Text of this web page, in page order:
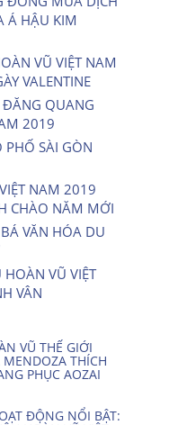
Á HẬU KIM
VŨ VIỆT NAM
VALENTINE
ĐĂNG QUANG
2019
SÀI GÒN
NAM 2019
CHÀO NĂM MỚI
VĂN HÓA DU
VŨ VIỆT
VÂN
VŨ THẾ GIỚI
THÍCH
PHỤC AOZAI
ĐỘNG NỔI BẬT: